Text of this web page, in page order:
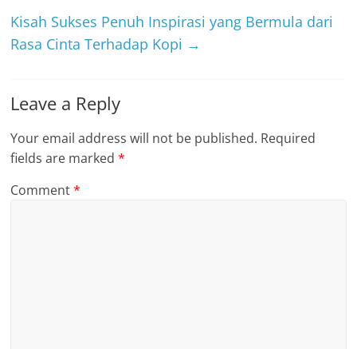
Kisah Sukses Penuh Inspirasi yang Bermula dari
Rasa Cinta Terhadap Kopi →
Leave a Reply
Your email address will not be published. Required
fields are marked*
Comment*